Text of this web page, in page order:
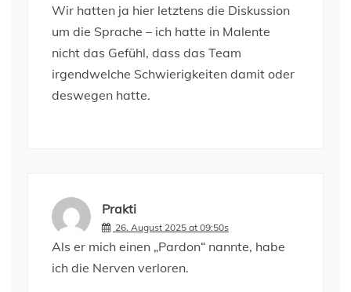
Wir hatten ja hier letztens die Diskussion
um die Sprache – ich hatte in Malente
nicht das Gefühl, dass das Team
irgendwelche Schwierigkeiten damit oder
deswegen hatte.
Prakti
26. August 2025 at 09:50s
Als er mich einen „Pardon“ nannte, habe
ich die Nerven verloren.